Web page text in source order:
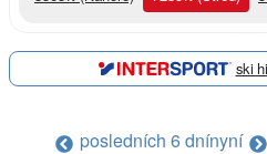
ski
posledních 6 dnínyní